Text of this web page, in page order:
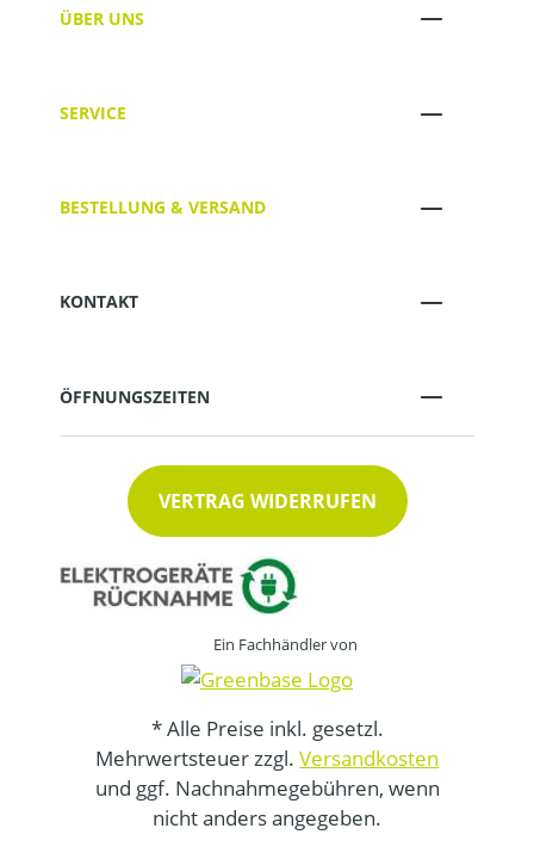
ÜBER UNS
SERVICE
BESTELLUNG & VERSAND
KONTAKT
ÖFFNUNGSZEITEN
VERTRAG WIDERRUFEN
Ein Fachhändler von
* Alle Preise inkl. gesetzl.
Mehrwertsteuer zzgl. Versandkosten
und ggf. Nachnahmegebühren, wenn
nicht anders angegeben.